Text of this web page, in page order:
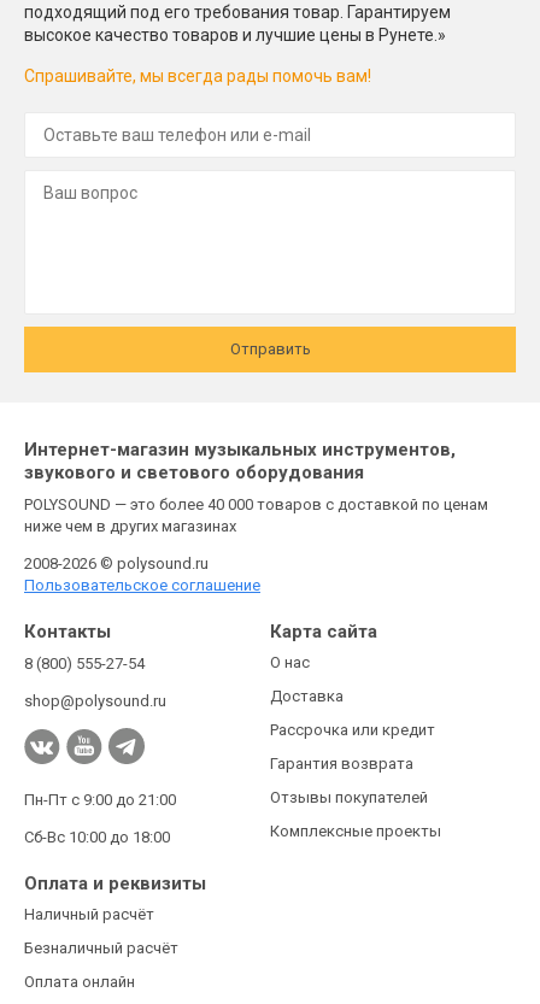
подходящий под его требования товар. Гарантируем
высокое качество товаров и лучшие цены в Рунете.»
Спрашивайте, мы всегда рады помочь вам!
Отправить
Интернет-магазин музыкальных инструментов,
звукового и светового оборудования
POLYSOUND — это более 40 000 товаров с доставкой по ценам
ниже чем в других магазинах
2008-2026 © polysound.ru
Пользовательское соглашение
Контакты
8 (800) 555-27-54
shop@polysound.ru
Пн-Пт с 9:00 до 21:00
Сб-Вс 10:00 до 18:00
Карта сайта
О нас
Доставка
Рассрочка или кредит
Гарантия возврата
Отзывы покупателей
Комплексные проекты
Оплата и реквизиты
Наличный расчёт
Безналичный расчёт
Оплата онлайн